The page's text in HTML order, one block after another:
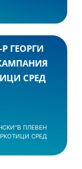
ГЕОРГИ
СРЕД
ПЛЕВЕН
СРЕД